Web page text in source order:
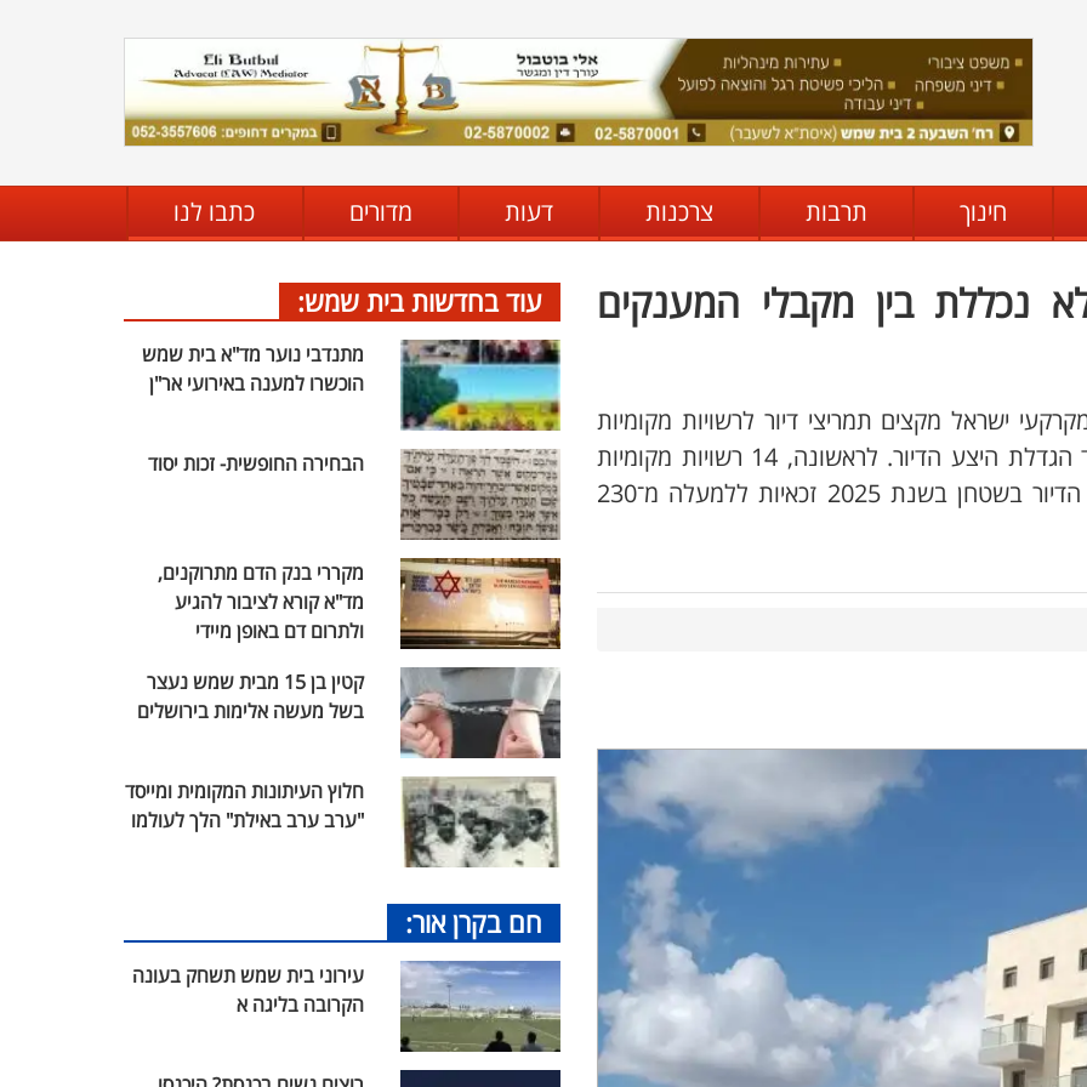
חינוך תרבות צרכנות דעות מדורים כתבו לנו
נכללת בין מקבלי המענקים
ישראל מקצים תמריצי דיור לרשויות מקומיות
בהיקף של למעלה מ־230 מיליון ש”ח לעידוד הגדלת היצע הדיור. לראשונה, 14 רשויות מקומיות
שפעלו להגדיל משמעותית את היקף יחידות הדיור בשטחן בשנת 2025 זכאיות ללמעלה מ־230
עוד בחדשות בית שמש:
מתנדבי נוער מד"א בית שמש
הוכשרו למענה באירועי אר"ן
הבחירה החופשית- זכות יסוד
מקררי בנק הדם מתרוקנים,
מד"א קורא לציבור להגיע
ולתרום דם באופן מיידי
קטין בן 15 מבית שמש נעצר
בשל מעשה אלימות בירושלים
חלוץ העיתונות המקומית ומייסד
"ערב ערב באילת" הלך לעולמו
חם בקרן אור:
עירוני בית שמש תשחק בעונה
הקרובה בליגה א